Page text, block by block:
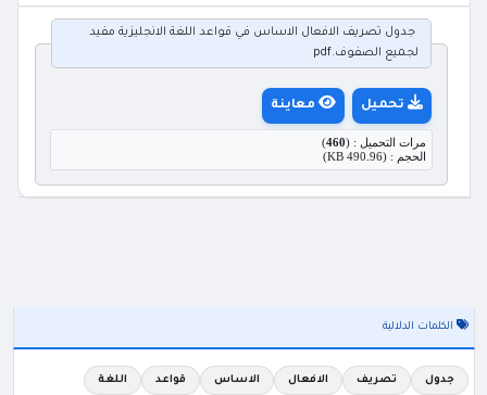
جدول تصريف الافعال الاساس في قواعد اللغة الانجليزية مفيد
لجميع الصفوف.pdf
تحميل معاينة
مرات التحميل : (460
)
الحجم : (490.96 KB)
الكلمات الدلالية
جدول تصريف الافعال الاساس قواعد اللغة